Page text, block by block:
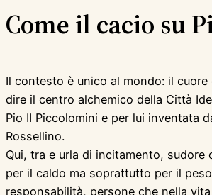
Come il cacio su
Il contesto è unico al mondo: il cuore
dire il centro alchemico della Città
Pio II Piccolomini e per lui inventata
Rossellino.
Qui, tra e urla di incitamento, sudore
per il caldo ma soprattutto per il
responsabilità, persone che nella